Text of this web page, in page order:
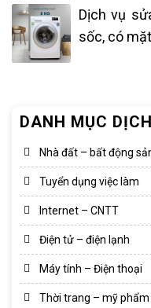
DANH MỤC
Nhà đất – bất động
Tuyển dụng việc làm
Internet – CNTT
Điện tử – điện lạnh
Máy tính – Điện thoại
Thời trang – mỹ phẩm
Dịch vụ
sốc, có